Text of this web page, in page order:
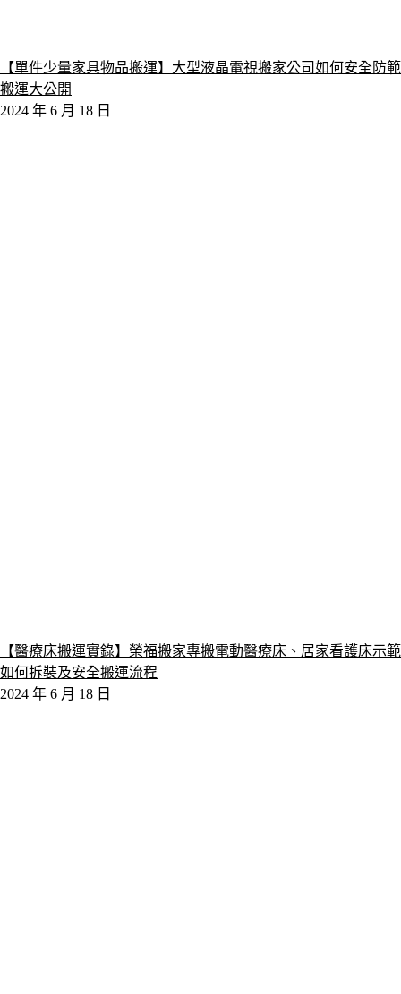
【單件少量家具物品搬運】大型液晶電視搬家公司如何安全防範
搬運大公開
2024 年 6 月 18 日
【醫療床搬運實錄】榮福搬家專搬電動醫療床、居家看護床示範
如何拆裝及安全搬運流程
2024 年 6 月 18 日